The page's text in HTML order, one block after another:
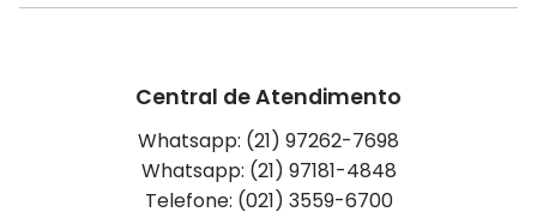
Central de Atendimento
Whatsapp: (21) 97262-7698
Whatsapp: (21) 97181-4848
Telefone: (021) 3559-6700